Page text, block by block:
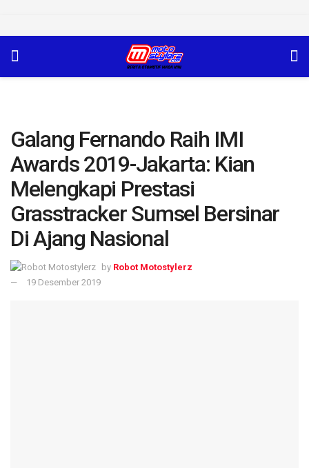
Galang Fernando Raih IMI
Awards 2019-Jakarta: Kian
Melengkapi Prestasi
Grasstracker Sumsel Bersinar
Di Ajang Nasional
by Robot Motostylerz
19 Desember 2019